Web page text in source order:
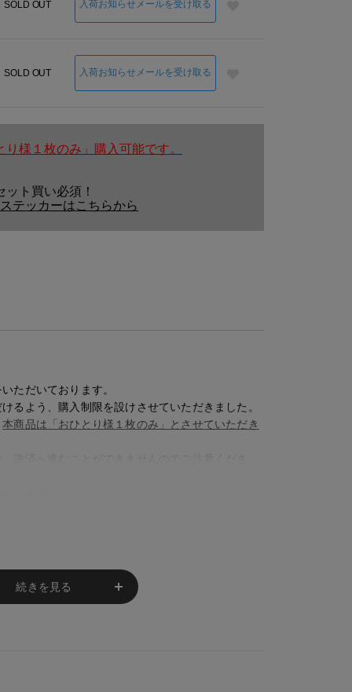
SOLD OUT 入荷お知らせメールを受け取る
SOLD OUT 入荷お知らせメールを受け取る
様１枚のみ」購入可能です。
ット買い必須！
テッカーはこちらから
ただいております。
るよう、購入制限を設けさせていただきました。
本商品は「おひとり様１枚のみ」とさせていただき
際の商品と 若干色が異なる場合がございま
了承下さいますようお願い致します。
続きを見る